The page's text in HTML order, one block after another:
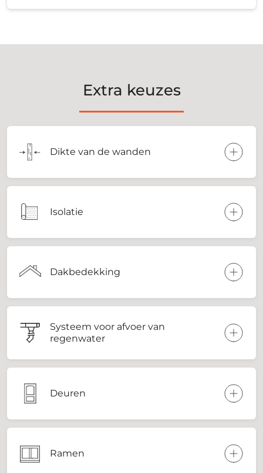
Extra keuzes
Dikte van de wanden
Isolatie
Dakbedekking
Systeem voor afvoer van
regenwater
Deuren
Ramen